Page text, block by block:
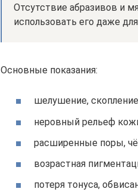
Отсутствие абразивов и
использовать его даже
Основные показания:
шелушение,
неровный рельеф
расширенные поры,
возрастная
потеря тонуса,